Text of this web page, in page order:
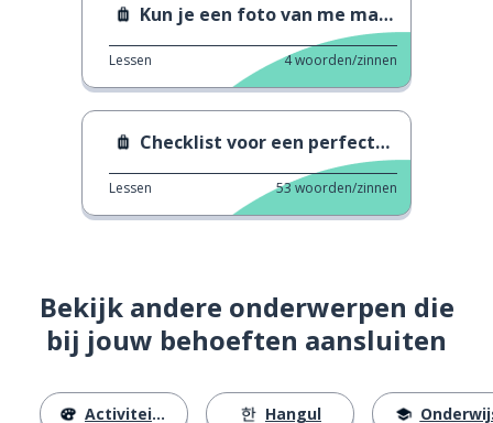
Kun je een foto van me maken?
Lessen 4woorden/zinnen
Checklist voor een perfecte reis
Lessen 53woorden/zinnen
Bekijk andere onderwerpen die
bij jouw behoeften aansluiten
Activiteiten Hangul